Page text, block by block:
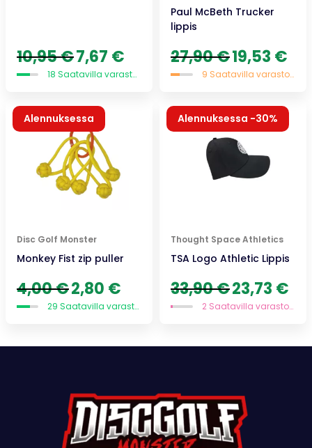
10,95€ Alkuperäinen
hinta
oli:
7,67 €
on:
18 Saatavilla varastossa
Paul McBeth Trucker
lippis
27,90€ Alkuperäinen
hinta
oli:
19,53 €
on:
9 Saatavilla varastossa
Disc Golf Monster
Monkey Fist zip puller
Alennuksessa
4,00€ Alkuperäinen
hinta
oli:
2,80 €
on:29 Saatavilla varastossa
Thought Space Athletics
TSA Logo Athletic Lippis
Alennuksessa -30%
33,90€ Alkuperäinen
hinta
oli:
23,73 €
on:
2 Saatavilla varastossa